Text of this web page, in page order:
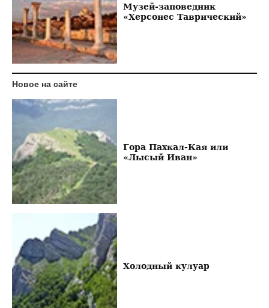
Музей-заповедник
«Херсонес Таврический»
Новое на сайте
Гора Пахкал-Кая или
«Лысый Иван»
Холодный кулуар